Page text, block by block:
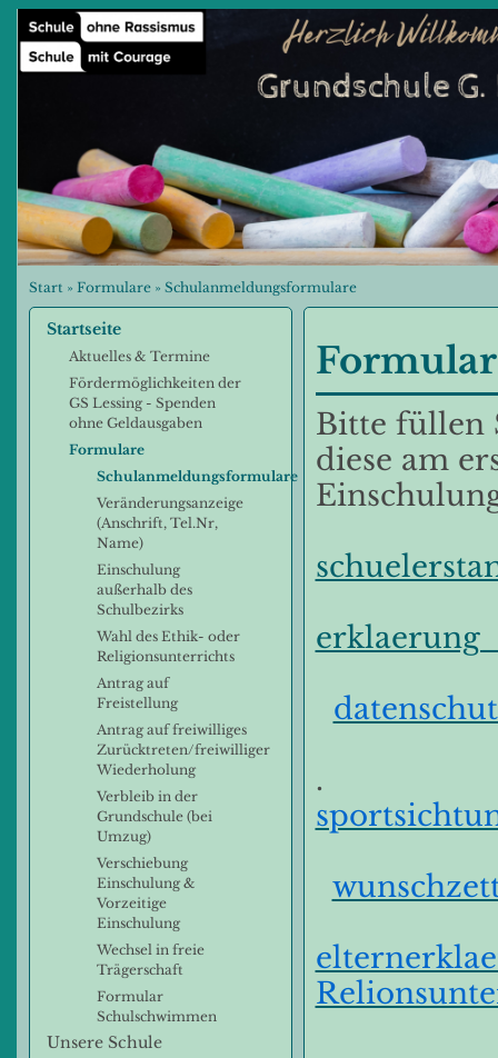
Start» Formulare» Schulanmeldungsformulare
Startseite
Aktuelles & Termine
Fördermöglichkeiten der
GS Lessing - Spenden
ohne Geldausgaben
Formulare
Schulanmeldungsformulare
Veränderungsanzeige
(Anschrift, Tel.Nr,
Name)
Einschulung
außerhalb des
Schulbezirks
Wahl des Ethik- oder
Religionsunterrichts
Antrag auf
Freistellung
Antrag auf freiwilliges
Zurücktreten/freiwilliger
Wiederholung
Verbleib in der
Grundschule (bei
Umzug)
Verschiebung
Einschulung &
Vorzeitige
Einschulung
Wechsel in freie
Trägerschaft
Formular
Schulschwimmen
Unsere Schule
Bitte füllen
diese am
.